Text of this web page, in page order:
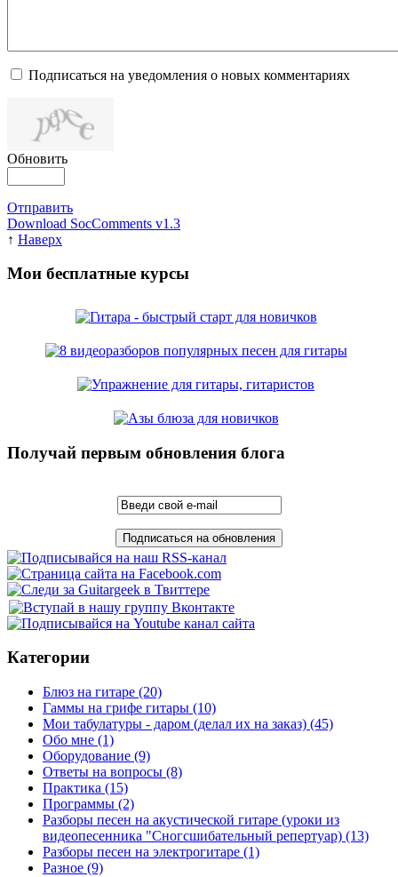
Подписаться на уведомления о новых комментариях
Обновить
Отправить
Download SocComments v1.3
↑ Наверх
Мои бесплатные курсы
Получай первым обновления блога
Категории
Блюз на гитаре (20)
Гаммы на грифе гитары (10)
Мои табулатуры - даром (делал их на заказ) (45)
Обо мне (1)
Оборудование (9)
Ответы на вопросы (8)
Практика (15)
Программы (2)
Разборы песен на акустической гитаре (уроки из
видеопесенника "Сногсшибательный репертуар) (13)
Разборы песен на электрогитаре (1)
Разное (9)